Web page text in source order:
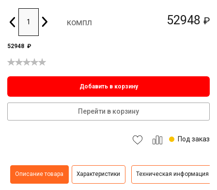
52948 ₽
компл
52948 ₽
Добавить в корзину
Перейти в корзину
Под заказ
Описание товара Характеристики Техническая информация